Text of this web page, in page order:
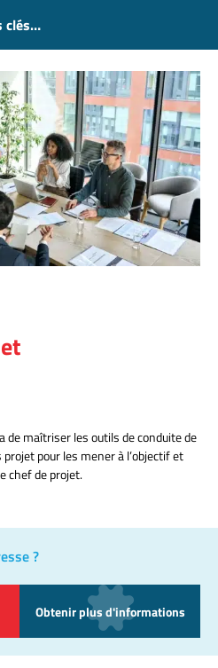
clés…
maîtriser les outils de conduite de
pour les mener à l’objectif et
chef de projet.
?
Obtenir plus d'informations